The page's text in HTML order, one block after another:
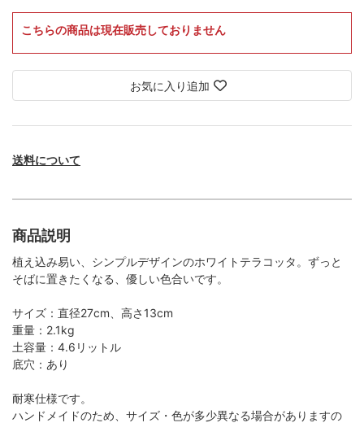
こちらの商品は現在販売しておりません
お気に入り追加
送料について
商品説明
植え込み易い、シンプルデザインのホワイトテラコッタ。ずっと
そばに置きたくなる、優しい色合いです。
サイズ：直径27cm、高さ13cm
重量：2.1kg
土容量：4.6リットル
底穴：あり
耐寒仕様です。
ハンドメイドのため、サイズ・色が多少異なる場合がありますの